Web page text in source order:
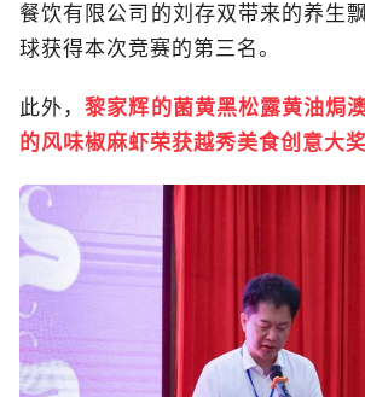
餐饮有限公司的刘存双带来的养生
球获得本次竞赛的第三名。
此外，黎家辉的菌黄黑松露黄油焗
的风味椒麻虾荣获越秀美食创意大奖